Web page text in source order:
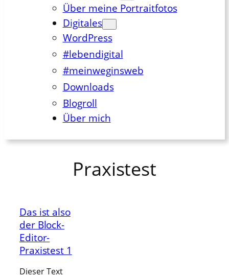
Über meine Portraitfotos
Digitales
WordPress
#lebendigital
#meinweginsweb
Downloads
Blogroll
Über mich
Praxistest
Das ist also
der Block-
Editor-
Praxistest 1
Dieser Text